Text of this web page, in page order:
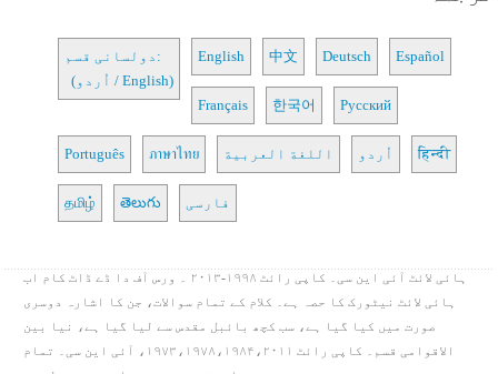
دولسانی قسم:
(اُردو / English)
English 中文 Deutsch Español
Français 한국어 Русский
Português ภาษาไทย اللغة العربية اُردو हिन्दी
தமிழ் తెలుగు فارسی
ہائی لائٹ آئی این سی۔ کاپی رائٹ ۱۹۹۸-۲۰۱۳ ۔ ورس آف دا ڈے ڈاٹ کام اب
ہائی لائٹ نیٹورک کا حصہ ہے۔ کلام کے تمام سوالات، جن کا اشارہ دوسری
صورت میں کیا گیا ہے، سب کچھ بائبل مقدس سے لیا گیا ہے، نیا بین
الاقوامی قسم۔ کاپی رائٹ ۱۹۷۳،۱۹۷۸،۱۹۸۴،۲۰۱۱، آئی این سی۔ تمام